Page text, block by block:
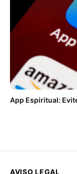
App Espiritual:
AVISO LEGAL